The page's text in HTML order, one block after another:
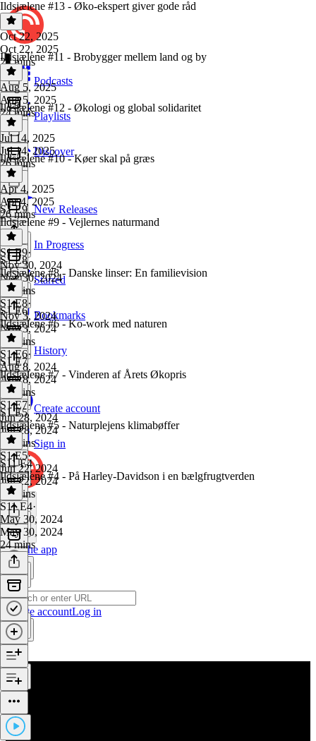
Podcasts
Playlists
Discover
New Releases
In Progress
Starred
Bookmarks
History
Create account
Sign in
Get the app
Create accountLog in
Ildsjælene #13 - Øko-ekspert giver gode råd
Oct 22, 2025
Oct 22, 2025
24 mins
Ildsjælene #11 - Brobygger mellem land og by
Aug 5, 2025
Aug 5, 2025
24 mins
Ildsjælene #12 - Økologi og global solidaritet
Jul 14, 2025
Jul 14, 2025
26 mins
Ildsjælene #10 - Køer skal på græs
Apr 4, 2025
Apr 4, 2025
26 mins
S1 E9
Ildsjælene #9 - Vejlernes naturmand
S1 E9·
Nov 30, 2024
Nov 30, 2024
26 mins
S1 E8
Ildsjælene #8 - Danske linser: En familievision
S1 E8·
Nov 3, 2024
Nov 3, 2024
19 mins
S1 E6
Ildsjælene #6 - Ko-work med naturen
S1 E6·
Aug 8, 2024
Aug 8, 2024
20 mins
S1 E7
Ildsjælene #7 - Vinderen af Årets Økopris
S1 E7·
Jun 28, 2024
Jun 28, 2024
20 mins
S1 E5
Ildsjælene #5 - Naturplejens klimabøffer
S1 E5·
Jun 22, 2024
Jun 22, 2024
23 mins
S11 E4
Ildsjælene #4 - På Harley-Davidson i en bælgfrugtverden
S11 E4·
May 30, 2024
May 30, 2024
24 mins